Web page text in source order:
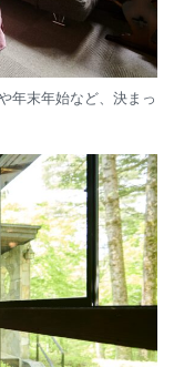
年末年始など、決まっ